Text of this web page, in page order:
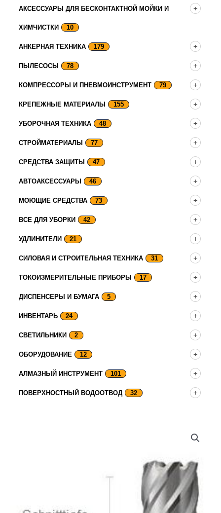
АКСЕССУАРЫ ДЛЯ БЕСКОНТАКТНОЙ МОЙКИ И
ХИМЧИСТКИ 10
АНКЕРНАЯ ТЕХНИКА 179
ПЫЛЕСОСЫ 78
КОМПРЕССОРЫ И ПНЕВМОИНСТРУМЕНТ 79
КРЕПЕЖНЫЕ МАТЕРИАЛЫ 155
УБОРОЧНАЯ ТЕХНИКА 48
СТРОЙМАТЕРИАЛЫ 77
СРЕДСТВА ЗАЩИТЫ 47
АВТОАКСЕССУАРЫ 46
МОЮЩИЕ СРЕДСТВА 73
ВСЕ ДЛЯ УБОРКИ 42
УДЛИНИТЕЛИ 21
СИЛОВАЯ И СТРОИТЕЛЬНАЯ ТЕХНИКА 31
ТОКОИЗМЕРИТЕЛЬНЫЕ ПРИБОРЫ 17
ДИСПЕНСЕРЫ И БУМАГА 5
ИНВЕНТАРЬ 24
СВЕТИЛЬНИКИ 2
ОБОРУДОВАНИЕ 12
АЛМАЗНЫЙ ИНСТРУМЕНТ 101
ПОВЕРХНОСТНЫЙ ВОДООТВОД 32